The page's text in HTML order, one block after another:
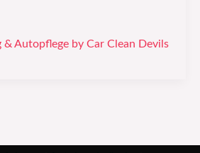
Autopflege by Car Clean Devils